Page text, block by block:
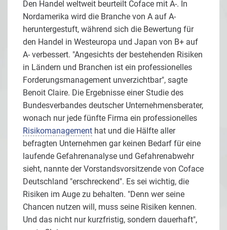
Den Handel weltweit beurteilt Coface mit A-. In
Nordamerika wird die Branche von A auf A-
heruntergestuft, während sich die Bewertung für
den Handel in Westeuropa und Japan von B+ auf
A- verbessert. "Angesichts der bestehenden Risiken
in Ländern und Branchen ist ein professionelles
Forderungsmanagement unverzichtbar", sagte
Benoit Claire. Die Ergebnisse einer Studie des
Bundesverbandes deutscher Unternehmensberater,
wonach nur jede fünfte Firma ein professionelles
Risikomanagement hat und die Hälfte aller
befragten Unternehmen gar keinen Bedarf für eine
laufende Gefahrenanalyse und Gefahrenabwehr
sieht, nannte der Vorstandsvorsitzende von Coface
Deutschland "erschreckend". Es sei wichtig, die
Risiken im Auge zu behalten. "Denn wer seine
Chancen nutzen will, muss seine Risiken kennen.
Und das nicht nur kurzfristig, sondern dauerhaft",